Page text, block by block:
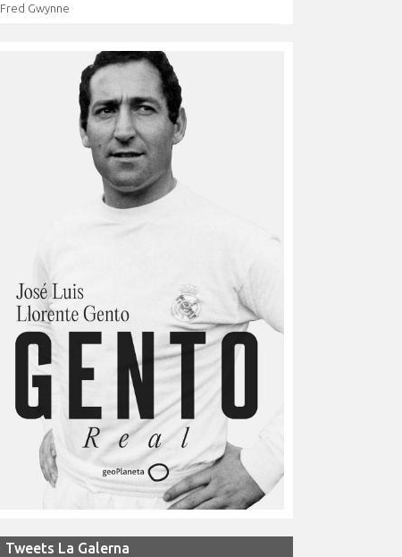
Fred Gwynne
Tweets La Galerna